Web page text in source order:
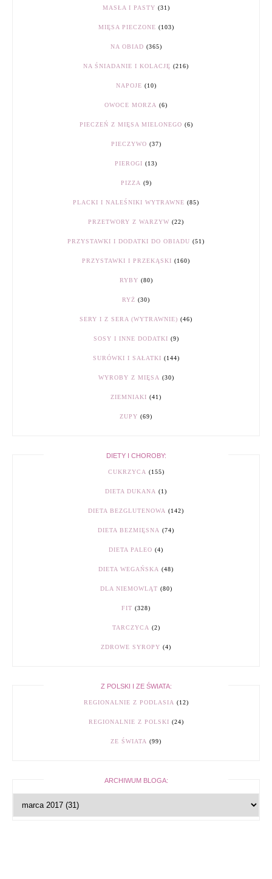
MASŁA I PASTY (31)
MIĘSA PIECZONE (103)
NA OBIAD (365)
NA ŚNIADANIE I KOLACJĘ (216)
NAPOJE (10)
OWOCE MORZA (6)
PIECZEŃ Z MIĘSA MIELONEGO (6)
PIECZYWO (37)
PIEROGI (13)
PIZZA (9)
PLACKI I NALEŚNIKI WYTRAWNE (85)
PRZETWORY Z WARZYW (22)
PRZYSTAWKI I DODATKI DO OBIADU (51)
PRZYSTAWKI I PRZEKĄSKI (160)
RYBY (80)
RYŻ (30)
SERY I Z SERA (WYTRAWNIE) (46)
SOSY I INNE DODATKI (9)
SURÓWKI I SAŁATKI (144)
WYROBY Z MIĘSA (30)
ZIEMNIAKI (41)
ZUPY (69)
DIETY I CHOROBY:
CUKRZYCA (155)
DIETA DUKANA (1)
DIETA BEZGLUTENOWA (142)
DIETA BEZMIĘSNA (74)
DIETA PALEO (4)
DIETA WEGAŃSKA (48)
DLA NIEMOWLĄT (80)
FIT (328)
TARCZYCA (2)
ZDROWE SYROPY (4)
Z POLSKI I ZE ŚWIATA:
REGIONALNIE Z PODLASIA (12)
REGIONALNIE Z POLSKI (24)
ZE ŚWIATA (99)
ARCHIWUM BLOGA: